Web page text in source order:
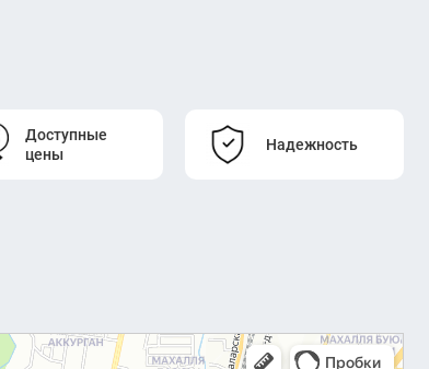
Доступные
цены
Надежность